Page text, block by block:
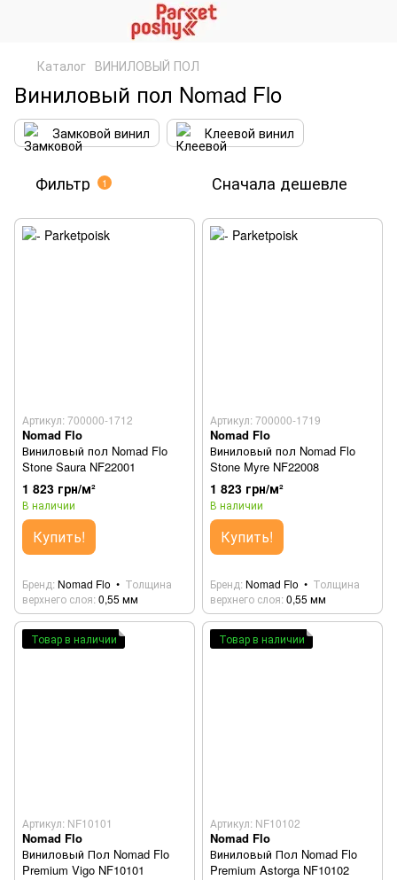
Каталог ВИНИЛОВЫЙ ПОЛ
Виниловый пол Nomad Flo
Замковой винил Клеевой винил
Фильтр 1 Сначала дешевле
Артикул: 700000-1712
Nomad Flo
Виниловый пол Nomad Flo
Stone Saura NF22001
1 823 грн/м²
В наличии
Купить!
Бренд Nomad Flo
Толщина
верхнего слоя 0,55 мм
Артикул: 700000-1719
Nomad Flo
Виниловый пол Nomad Flo
Stone Myre NF22008
1 823 грн/м²
В наличии
Купить!
Бренд Nomad Flo
Толщина
верхнего слоя 0,55 мм
Товар в наличии
Артикул: NF10101
Nomad Flo
Виниловый Пол Nomad Flo
Premium Vigo NF10101
Товар в наличии
Артикул: NF10102
Nomad Flo
Виниловый Пол Nomad Flo
Premium Astorga NF10102